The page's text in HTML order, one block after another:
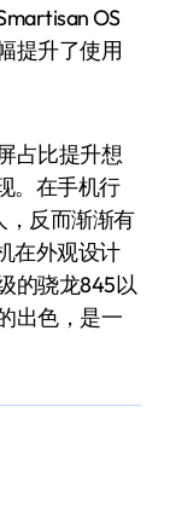
OS
提升了使用
占比提升想
。在手机行
，反而渐渐有
在外观设计
的骁龙845以
出色，是一